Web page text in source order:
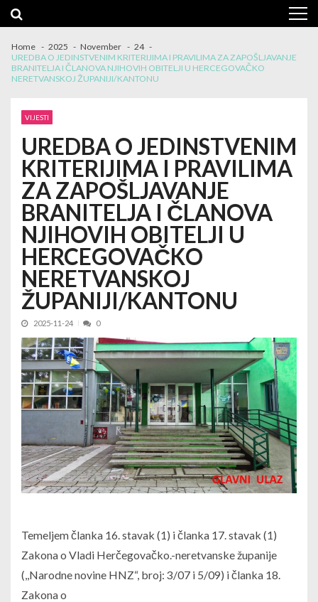
navigation
content
Home 2025 November
24
UREDBA O JEDINSTVENIM KRITERIJIMA I PRAVILIMA ZA ZAPOŠLJAVANJE
BRANITELJA I ČLANOVA NJIHOVIH OBITELJI U HERCEGOVAČKO
NERETVANSKOJ ŽUPANIJI/KANTONU
VIJESTI
UREDBA O JEDINSTVENIM
KRITERIJIMA I PRAVILIMA
ZA ZAPOŠLJAVANJE
BRANITELJA I ČLANOVA
NJIHOVIH OBITELJI U
HERCEGOVAČKO
NERETVANSKOJ
ŽUPANIJI/KANTONU
2025-11-24 0
Temeljem članka 16. stavak (1) i članka 17. stavak (1)
Zakona o Vladi Herčegovačko.-neretvanske županije
(,,Narodne novine HNZ“, broj: 3/07 i 5/09) i članka 18.
Zakona o